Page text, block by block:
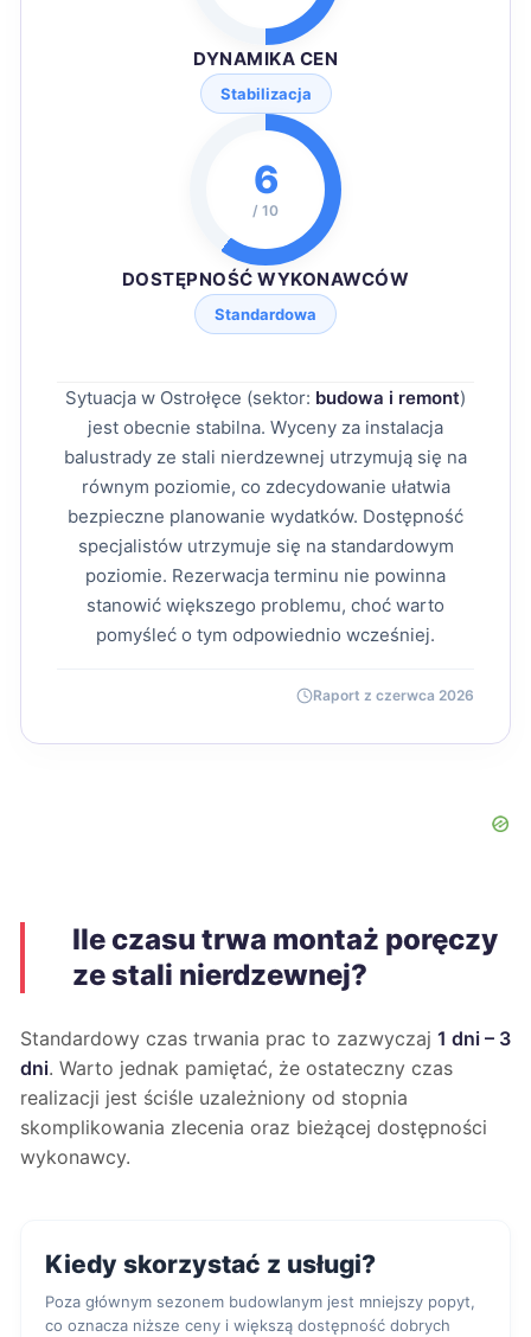
DYNAMIKA CEN
Stabilizacja
6
/ 10
DOSTĘPNOŚĆ WYKONAWCÓW
Standardowa
Sytuacja w Ostrołęce (sektor: budowa i remont)
jest obecnie stabilna. Wyceny za instalacja
balustrady ze stali nierdzewnej utrzymują się na
równym poziomie, co zdecydowanie ułatwia
bezpieczne planowanie wydatków. Dostępność
specjalistów utrzymuje się na standardowym
poziomie. Rezerwacja terminu nie powinna
stanowić większego problemu, choć warto
pomyśleć o tym odpowiednio wcześniej.
Raport z czerwca 2026
Ile czasu trwa montaż poręczy
ze stali nierdzewnej?
Standardowy czas trwania prac to zazwyczaj 1 dni – 3
dni. Warto jednak pamiętać, że ostateczny czas
realizacji jest ściśle uzależniony od stopnia
skomplikowania zlecenia oraz bieżącej dostępności
wykonawcy.
Kiedy skorzystać z usługi?
Poza głównym sezonem budowlanym jest mniejszy popyt,
co oznacza niższe ceny i większą dostępność dobrych